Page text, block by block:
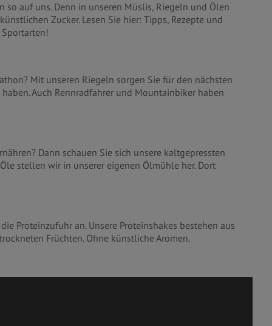
auf uns. Denn in unseren Müslis, Riegeln und Ölen
Zucker. Lesen Sie hier: Tipps, Rezepte und
Mit unseren Riegeln sorgen Sie für den nächsten
Auch Rennradfahrer und Mountainbiker haben
Dann schauen Sie sich unsere kaltgepressten
stellen wir in unserer eigenen Ölmühle her. Dort
Proteinzufuhr an. Unsere Proteinshakes bestehen aus
Früchten. Ohne künstliche Aromen.